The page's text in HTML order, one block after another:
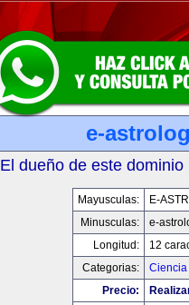
e-
El dueño de este
Mayusculas:
E-
Minusculas:
e-
Longitud:
12
Categorias:
Ciencia
Precio: